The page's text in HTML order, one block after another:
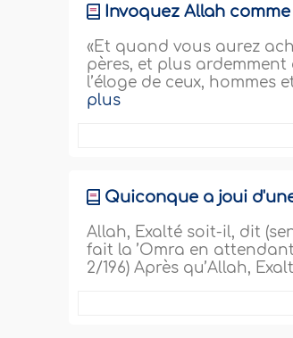
Invoquez Allah
«Et quand vous aurez
pères, et plus ardemment
l’éloge de ceux, hommes
plus
Quiconque a joui
Allah, Exalté soit-il, dit
fait la ’Omra en
2/196) Après qu’Allah,